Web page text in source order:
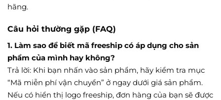
hãng.
Câu hỏi thường gặp (FAQ)
1. Làm sao để biết mã freeship có áp dụng cho sản
phẩm của mình hay không?
Trả lời: Khi bạn nhấn vào sản phẩm, hãy kiểm tra mục
“Mã miễn phí vận chuyển” ở ngay dưới giá sản phẩm.
Nếu có hiển thị logo freeship, đơn hàng của bạn sẽ được